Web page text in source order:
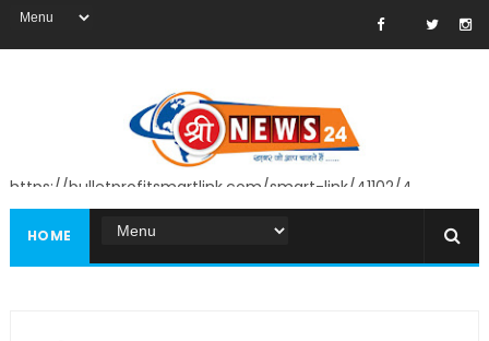
https://bulletprofitsmartlink.com/smart-link/41102/4
HOME